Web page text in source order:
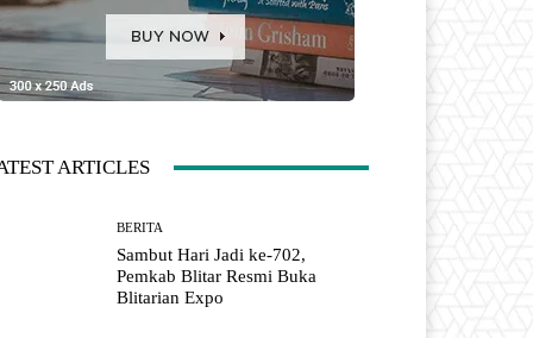
ARTICLES
BERITA
Sambut Hari Jadi ke-702,
Pemkab Blitar Resmi Buka
Blitarian Expo